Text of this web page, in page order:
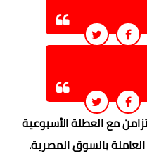
حالة من الاستقرار أمام الجنيه المصري خلال تعاملات اليوم السبت 23 مايو 2026، بالتزامن مع العطلة الأسبوعية
بالسوق المصرية.